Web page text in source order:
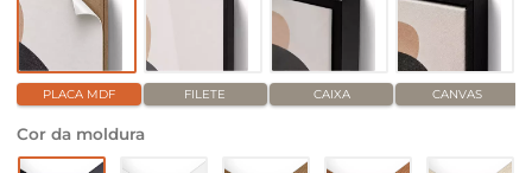
PLACA MDF FILETE CAIXA CANVAS
Cor da moldura